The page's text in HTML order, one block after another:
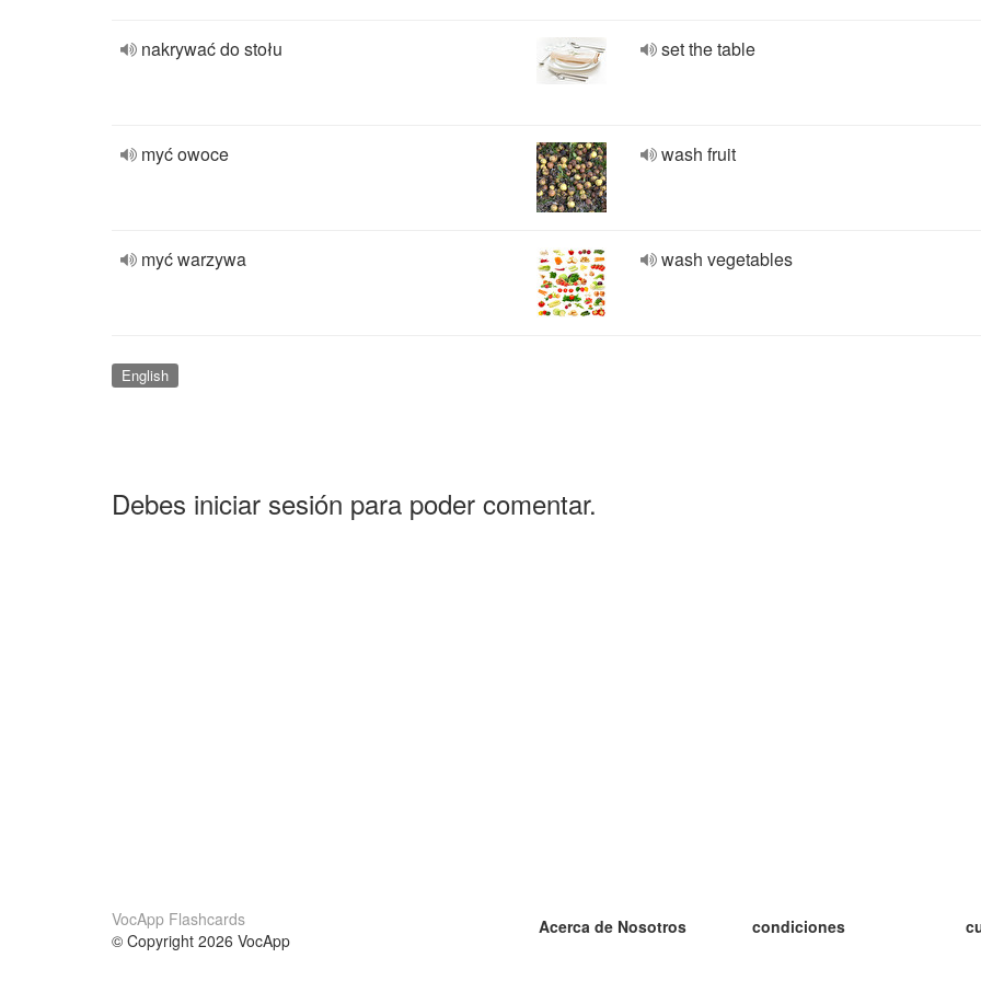
nakrywać do stołu set the table
myć owoce wash fruit
myć warzywa wash vegetables
English
Debes iniciar sesión para poder comentar.
VocApp Flashcards
© Copyright 2026 VocApp
Acerca de Nosotros
condiciones